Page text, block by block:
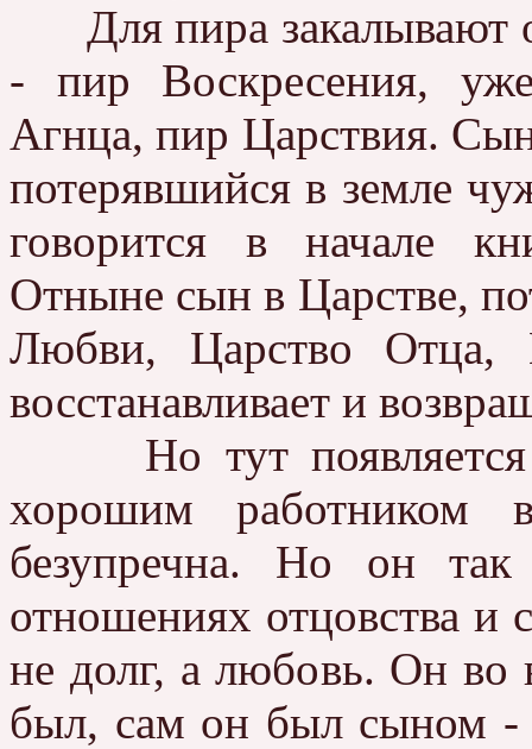
Для пира закалывают
- пир Воскресения,
Агнца, пир Царствия.
потерявшийся в земле
говорится в начале
Отныне сын в Царстве,
Любви, Царство Отца,
восстанавливает и
Но тут появляется
хорошим
безупречна. Но он
отношениях отцовства и
не долг, а любовь. Он во
был, сам он был сыном -